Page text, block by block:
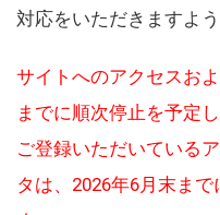
対応をいただきますよ
サイトへのアクセスお
までに順次停止を予定
ご登録いただいている
タは、2026年6月末ま